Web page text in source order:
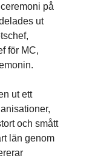
på
ut
för MC,
ut ett
och smått
län genom